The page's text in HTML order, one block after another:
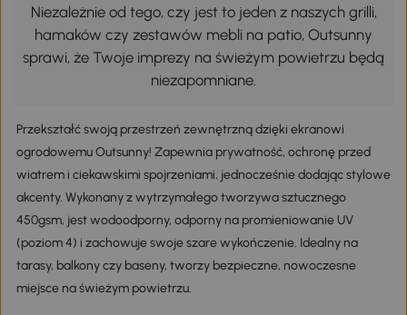
Niezależnie od tego, czy jest to jeden z naszych grilli,
hamaków czy zestawów mebli na patio, Outsunny
sprawi, że Twoje imprezy na świeżym powietrzu będą
niezapomniane.
Przekształć swoją przestrzeń zewnętrzną dzięki ekranowi
ogrodowemu Outsunny! Zapewnia prywatność, ochronę przed
wiatrem i ciekawskimi spojrzeniami, jednocześnie dodając stylowe
akcenty. Wykonany z wytrzymałego tworzywa sztucznego
450gsm, jest wodoodporny, odporny na promieniowanie UV
(poziom 4) i zachowuje swoje szare wykończenie. Idealny na
tarasy, balkony czy baseny, tworzy bezpieczne, nowoczesne
miejsce na świeżym powietrzu.